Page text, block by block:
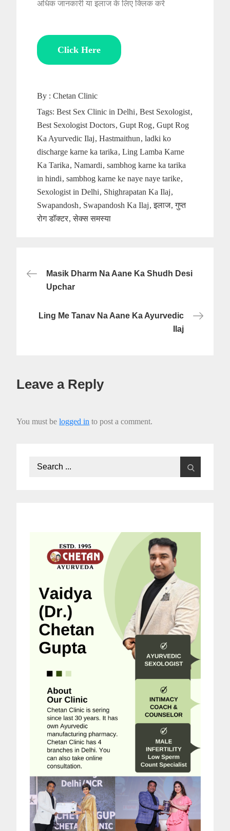
अधिक जानकारी या इलाज के लिए क्लिक करे
Click Here
By :Chetan Clinic
Tags:Best Sex Clinic in Delhi
Best Sexologist
Best Sexologist Doctors Gupt Rog Gupt Rog
Ka Ayurvedic Ilaj
Hastmaithun
ladki ko
discharge karne ka tarika
Ling Lamba Karne
Ka Tarika
Namardi
sambhog karne ka tarika
in hindi
sambhog karne ke naye naye tarike
Sexologist in Delhi
Shighrapatan Ka Ilaj
Swapandosh
Swapandosh Ka Ilaj इलाज गुप्त
रोग डॉक्टर सेक्स समस्या
Post
navigation
Masik Dharm Na Aane Ka Shudh Desi
Upchar
Ling Me Tanav Na Aane Ka Ayurvedic
Ilaj
Leave a Reply
You must belogged in to post a comment.
Search